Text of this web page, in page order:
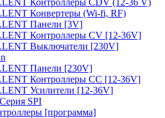
Контроллеры CDV (12-36 V)
Конвертеры (Wi-fi, RF)
Панели [3V]
Контроллеры CV [12-36V]
Выключатели [230V]
Панели [230V]
Контроллеры CC [12-36V]
Усилители [12-36V]
Серия SPI
[программа]